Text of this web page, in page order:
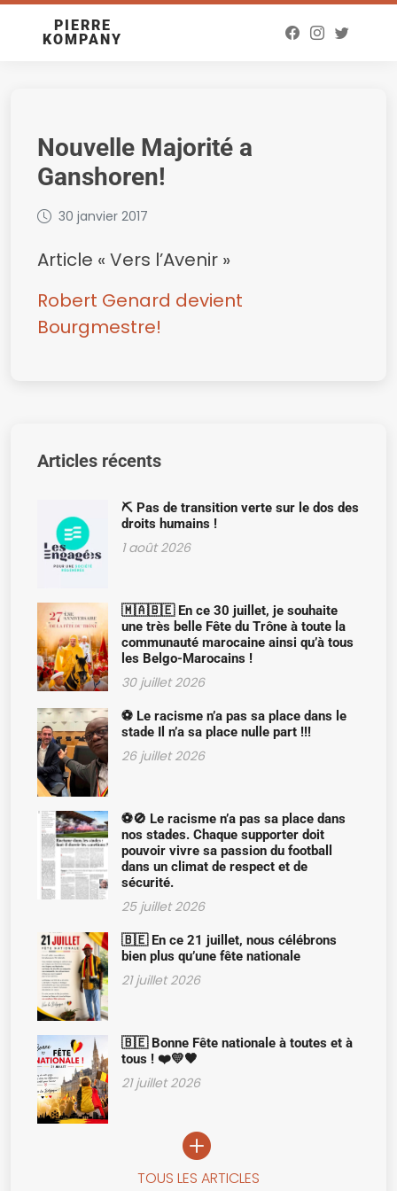
PIERRE
KOMPANY
Nouvelle Majorité a
Ganshoren!
30 janvier 2017
Article « Vers l’Avenir »
Robert Genard devient
Bourgmestre!
Articles récents
⛏️ Pas de transition verte sur le dos des
droits humains !
1 août 2026
🇲🇦🇧🇪 En ce 30 juillet, je souhaite
une très belle Fête du Trône à toute la
communauté marocaine ainsi qu’à tous
les Belgo-Marocains !
30 juillet 2026
⚽ Le racisme n’a pas sa place dans le
stade Il n’a sa place nulle part !!!
26 juillet 2026
⚽🚫 Le racisme n’a pas sa place dans
nos stades. Chaque supporter doit
pouvoir vivre sa passion du football
dans un climat de respect et de
sécurité.
25 juillet 2026
🇧🇪 En ce 21 juillet, nous célébrons
bien plus qu’une fête nationale
21 juillet 2026
🇧🇪 Bonne Fête nationale à toutes et à
tous ! ❤️💛🖤
21 juillet 2026
TOUS LES ARTICLES